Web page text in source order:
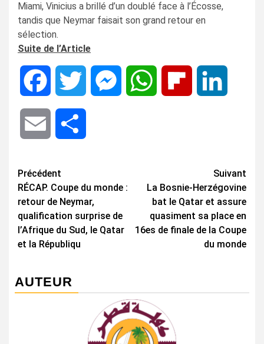
Miami, Vinicius a brillé d’un doublé face à l’Écosse,
tandis que Neymar faisait son grand retour en
sélection.
Suite de l’Article
Facebook Twitter MessengerWhatsApp Flipboard
Email
Navigation
d’article
Précédent
RÉCAP. Coupe du monde :
retour de Neymar,
qualification surprise de
l’Afrique du Sud, le Qatar
et la Républiqu
Suivant
La Bosnie-Herzégovine
bat le Qatar et assure
quasiment sa place en
16es de finale de la Coupe
du monde
AUTEUR